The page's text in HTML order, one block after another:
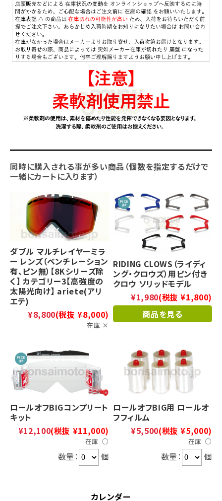
同時に購入される事が多い商品（個数を指定するだけで
一緒にカートに入ります）
ダブル マルチレイヤーミラ
ー レンズ（ベンチレーション
有、ピン無）【8Kシリーズ除
く】 カテゴリー3【高強度の
太陽光向け】 ariete(アリ
エテ)
¥8,800(税抜 ¥8,000)
在庫 ×
RIDING CLOWS（ライディ
ング・クロウズ）用ピン付き
クロウ ソリッドモデル
¥1,980(税抜 ¥1,800)
商品を見る
ロールオフBIGコンプリート
キット
¥12,100(税抜 ¥11,000)
在庫 ○
数量： 個
ロールオフBIG用 ロールオ
フフィルム
¥5,500(税抜 ¥5,000)
在庫 ○
数量： 個